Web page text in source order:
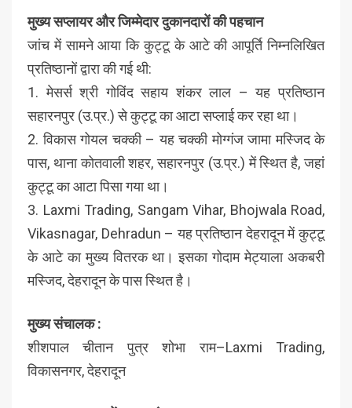
मुख्य सप्लायर और जिम्मेदार दुकानदारों की पहचान
जांच में सामने आया कि कुट्टू के आटे की आपूर्ति निम्नलिखित
प्रतिष्ठानों द्वारा की गई थी:
1. मेसर्स श्री गोविंद सहाय शंकर लाल – यह प्रतिष्ठान
सहारनपुर (उ.प्र.) से कुट्टू का आटा सप्लाई कर रहा था।
2. विकास गोयल चक्की – यह चक्की मोग्गंज जामा मस्जिद के
पास, थाना कोतवाली शहर, सहारनपुर (उ.प्र.) में स्थित है, जहां
कुट्टू का आटा पिसा गया था।
3. Laxmi Trading, Sangam Vihar, Bhojwala Road,
Vikasnagar, Dehradun – यह प्रतिष्ठान देहरादून में कुट्टू
के आटे का मुख्य वितरक था। इसका गोदाम मेट्याला अकबरी
मस्जिद, देहरादून के पास स्थित है।
मुख्य संचालक :
शीशपाल चीतान पुत्र शोभा राम–Laxmi Trading,
विकासनगर, देहरादून